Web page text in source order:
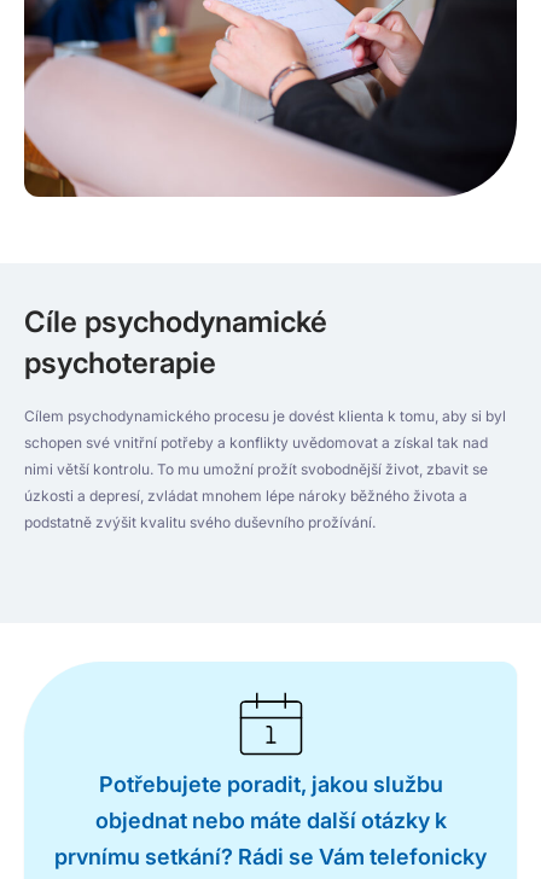
Cíle psychodynamické
psychoterapie
Cílem psychodynamického procesu je dovést klienta k tomu, aby si byl
schopen své vnitřní potřeby a konflikty uvědomovat a získal tak nad
nimi větší kontrolu. To mu umožní prožít svobodnější život, zbavit se
úzkosti a depresí, zvládat mnohem lépe nároky běžného života a
podstatně zvýšit kvalitu svého duševního prožívání.
Potřebujete poradit, jakou službu
objednat nebo máte další otázky k
prvnímu setkání? Rádi se Vám telefonicky